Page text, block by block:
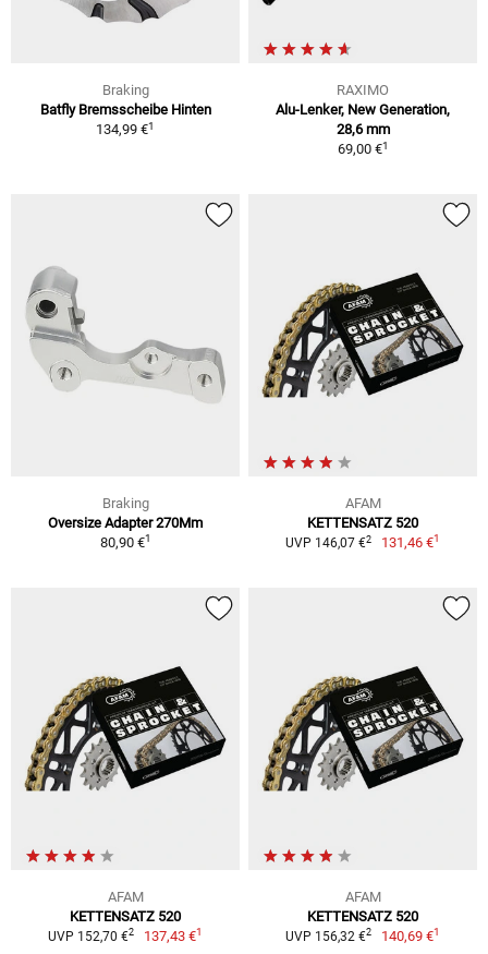
Braking
Batfly Bremsscheibe Hinten
134,99 €1
RAXIMO
Alu-Lenker, New Generation,
28,6 mm
69,00 €1
Braking
Oversize Adapter 270Mm
80,90 €1
AFAM
KETTENSATZ 520
UVP 146,07 €2 131,46 €1
AFAM
KETTENSATZ 520
UVP 152,70 €2 137,43 €1
AFAM
KETTENSATZ 520
UVP 156,32 €2 140,69 €1